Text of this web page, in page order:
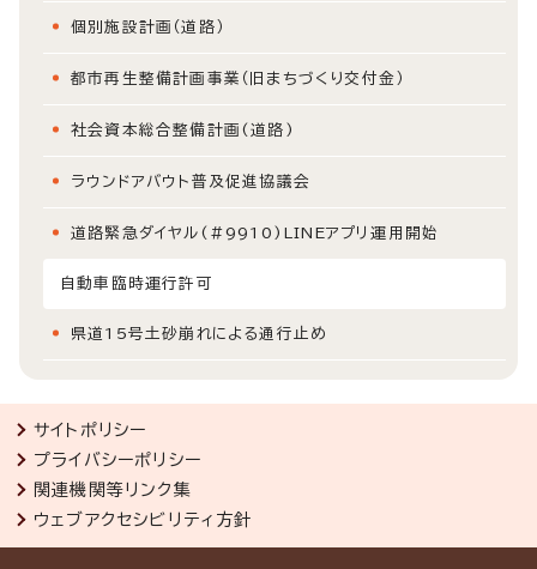
個別施設計画（道路）
都市再生整備計画事業（旧まちづくり交付金）
社会資本総合整備計画(道路)
ラウンドアバウト普及促進協議会
道路緊急ダイヤル(#9910)LINEアプリ運用開始
自動車臨時運行許可
県道15号土砂崩れによる通行止め
サイトポリシー
プライバシーポリシー
関連機関等リンク集
ウェブアクセシビリティ方針